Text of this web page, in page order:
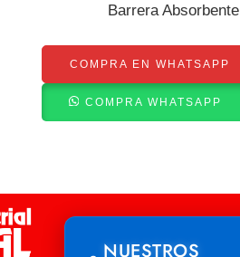
Barrera Absorbente
COMPRA EN WHATSAPP
COMPRA WHATSAPP
NUESTROS